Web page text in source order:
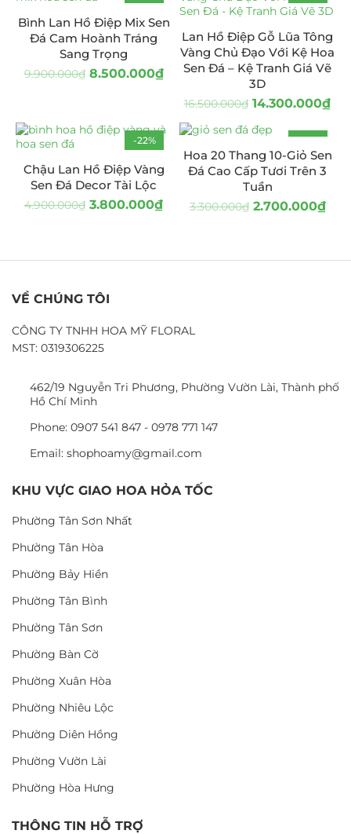
Bình Lan Hồ Điệp Mix Sen
Đá Cam Hoành Tráng
Sang Trọng
9.900.000₫ 8.500.000₫
Lan Hồ Điệp Gỗ Lũa Tông
Vàng Chủ Đạo Với Kệ Hoa
Sen Đá – Kệ Tranh Giá Vẽ
3D
16.500.000₫ 14.300.000₫
-22%
Chậu Lan Hồ Điệp Vàng
Sen Đá Decor Tài Lộc
4.900.000₫ 3.800.000₫
-18%
HOT
Hoa 20 Thang 10-Giỏ Sen
Đá Cao Cấp Tươi Trên 3
Tuần
3.300.000₫ 2.700.000₫
VỀ CHÚNG TÔI
CÔNG TY TNHH HOA MỸ FLORAL
MST: 0319306225
462/19 Nguyễn Tri Phương, Phường Vườn Lài, Thành phố
Hồ Chí Minh
Phone: 0907 541 847 - 0978 771 147
Email: shophoamy@gmail.com
KHU VỰC GIAO HOA HỎA TỐC
Phường Tân Sơn Nhất
Phường Tân Hòa
Phường Bảy Hiền
Phường Tân Bình
Phường Tân Sơn
Phường Bàn Cờ
Phường Xuân Hòa
Phường Nhiêu Lộc
Phường Diên Hồng
Phường Vườn Lài
Phường Hòa Hưng
THÔNG TIN HỖ TRỢ